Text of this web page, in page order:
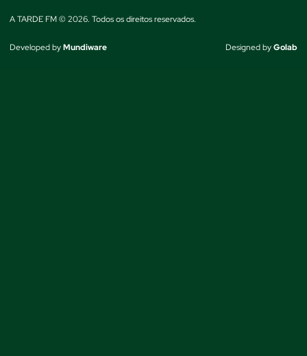
A TARDE FM © 2026. Todos os direitos reservados.
Developed byMundiware Designed byGolab